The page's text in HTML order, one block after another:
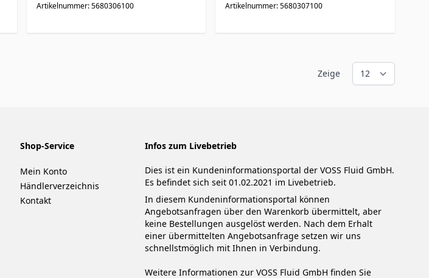
Artikelnummer: 5680306100 Artikelnummer: 5680307100
Zeige
Shop-Service
Mein Konto
Händlerverzeichnis
Kontakt
Infos zum Livebetrieb
Dies ist ein Kundeninformationsportal der VOSS Fluid GmbH.
Es befindet sich seit 01.02.2021 im Livebetrieb.
In diesem Kundeninformationsportal können
Angebotsanfragen über den Warenkorb übermittelt, aber
keine Bestellungen ausgelöst werden. Nach dem Erhalt
einer übermittelten Angebotsanfrage setzen wir uns
schnellstmöglich mit Ihnen in Verbindung.
Weitere Informationen zur VOSS Fluid GmbH finden Sie